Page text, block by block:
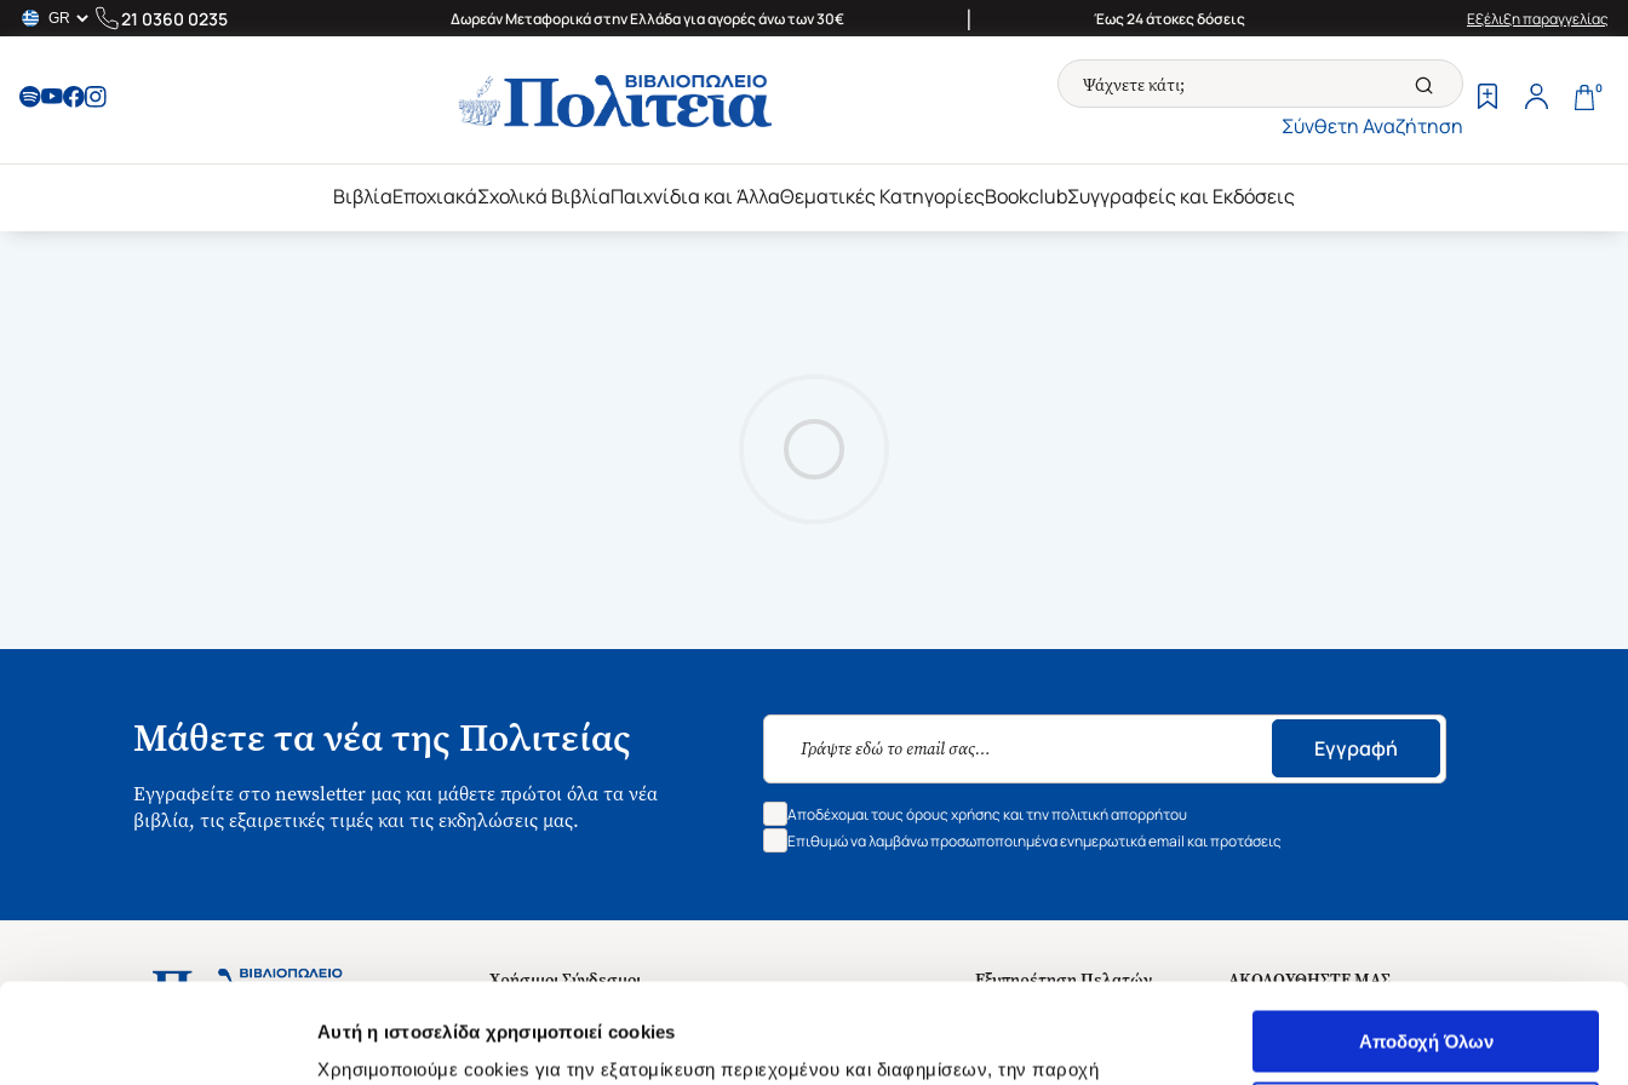
Αυτή η ιστοσελίδα χρησιμοποιεί cookies
Χρησιμοποιούμε cookies για την εξατομίκευση περιεχομένου και διαφημίσεων, την παροχή
Αποδοχή Όλων
21 0360 0235 Δωρεάν Μεταφορικά στην Ελλάδα για αγορές άνω των 30€ | Έως 24 άτοκες δόσεις Εξέλιξη παραγγελίας
Σύνθετη Αναζήτηση
0
ΒιβλίαΕποχιακάΣχολικά ΒιβλίαΠαιχνίδια και ΆλλαΘεματικές ΚατηγορίεςBookclubΣυγγραφείς και Εκδόσεις
Μάθετε τα νέα της Πολιτείας
Εγγραφείτε στο newsletter μας και μάθετε πρώτοι όλα τα νέα
βιβλία, τις εξαιρετικές τιμές και τις εκδηλώσεις μας.
Εγγραφή
Αποδέχομαι τους όρους χρήσης και την πολιτική απορρήτου
Επιθυμώ να λαμβάνω προσωποποιημένα ενημερωτικά email και προτάσεις
Ασκληπιού 1-3, Αθήνα 106 79
Χρήσιμοι Σύνδεσμοι
Σχετικά με εμάς
Θέσεις Εργασίας
Εξυπηρέτηση Πελατών
ΑΚΟΛΟΥΘΗΣΤΕ ΜΑΣ